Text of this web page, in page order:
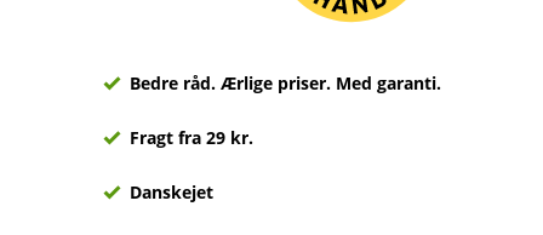
Bedre råd. Ærlige priser. Med garanti.
Fragt fra 29 kr.
Danskejet